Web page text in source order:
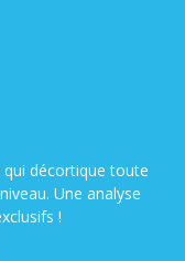
qui décortique toute
Une analyse
!